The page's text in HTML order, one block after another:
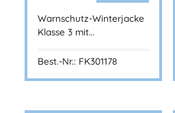
Warnschutz-Winterjacke
Klasse 3 mit…
Best.-Nr.: FK301178